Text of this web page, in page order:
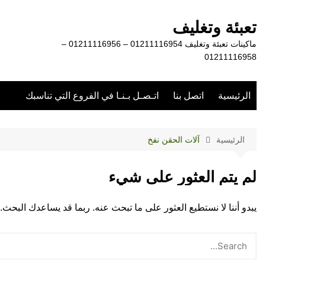
تعبئة وتغليف
ماكينات تعبئة وتغليف 01211116954 – 01211116956 –
01211116958
الرئيسية اتصل بنا اتـصـل بـنـا في الفروع التي تناسبك
الرئيسية آلات الحقن نفخ
لم يتم العثور على شيء
يبدو أننا لا نستطيع العثور على ما تبحث عنه. ربما قد يساعدك البحث.